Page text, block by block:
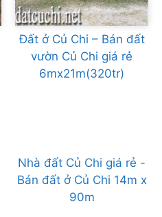
Đất ở Củ Chi – Bán đất
vườn Củ Chi giá rẻ
6mx21m(320tr)
Nhà đất Củ Chi giá rẻ -
Bán đất ở Củ Chi 14m x
90m